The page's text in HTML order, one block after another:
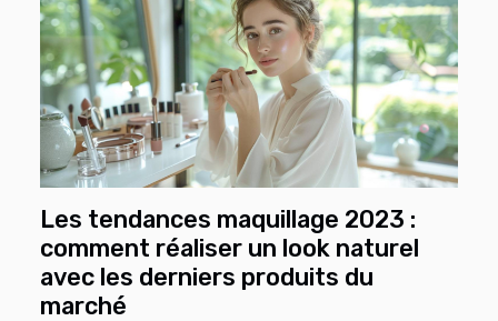
Les tendances maquillage 2023 :
comment réaliser un look naturel
avec les derniers produits du
marché